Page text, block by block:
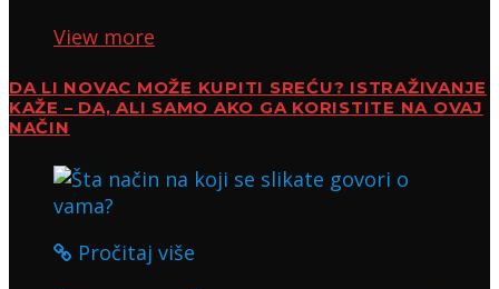
View more
DA LI NOVAC MOŽE KUPITI SREĆU? ISTRAŽIVANJE
KAŽE – DA, ALI SAMO AKO GA KORISTITE NA OVAJ
NAČIN
Pročitaj više